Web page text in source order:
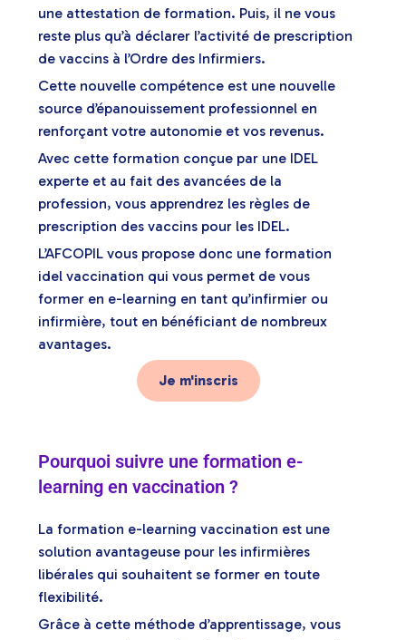
une attestation de formation. Puis, il ne vous
reste plus qu’à déclarer l’activité de prescription
de vaccins à l’Ordre des Infirmiers.
Cette nouvelle compétence est une nouvelle
source d’épanouissement professionnel en
renforçant votre autonomie et vos revenus.
Avec cette formation conçue par une IDEL
experte et au fait des avancées de la
profession, vous apprendrez les règles de
prescription des vaccins pour les IDEL.
L’AFCOPIL vous propose donc une formation
idel vaccination qui vous permet de vous
former en e-learning en tant qu’infirmier ou
infirmière, tout en bénéficiant de nombreux
avantages.
Je m'inscris
Pourquoi suivre une formation e-
learning en vaccination ?
La formation e-learning vaccination est une
solution avantageuse pour les infirmières
libérales qui souhaitent se former en toute
flexibilité.
Grâce à cette méthode d’apprentissage, vous